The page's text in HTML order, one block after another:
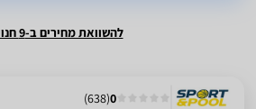
להשוואת מחירים ב-9 חנויות
0
(
638
)